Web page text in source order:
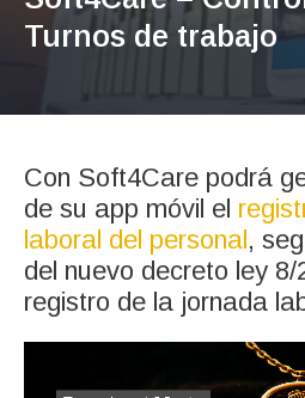
Turnos de trabajo
Con Soft4Care podrá
de su app móvil el
laboral del personal,
del nuevo decreto ley 8/
registro de la jornada